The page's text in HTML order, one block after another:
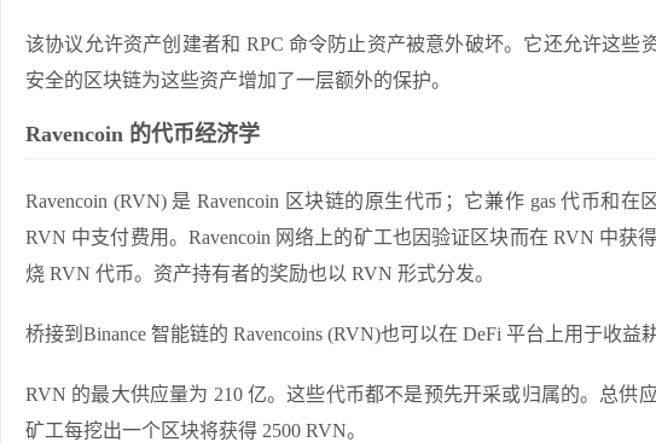
该协议允许资产创建者和 RPC 命令防止资产被意外破坏。它还允许这些
安全的区块链为这些资产增加了一层额外的保护。
Ravencoin 的代币经济学
Ravencoin (RVN) 是 Ravencoin 区块链的原生代币；它兼作 gas 代币和
RVN 中支付费用。Ravencoin 网络上的矿工也因验证区块而在 RVN 中获
烧 RVN 代币。资产持有者的奖励也以 RVN 形式分发。
桥接到Binance 智能链的 Ravencoins (RVN)也可以在 DeFi 平台上用于收益
RVN 的最大供应量为 210 亿。这些代币都不是预先开采或归属的。总供
矿工每挖出一个区块将获得 2500 RVN。